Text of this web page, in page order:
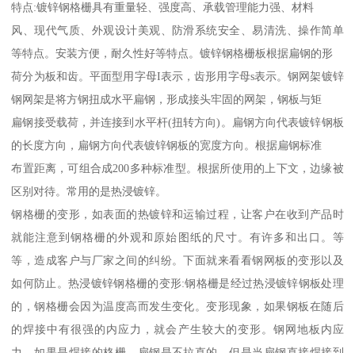
特点:镀锌钢格栅具有重量轻、强度高、承载管理能力强、材料
风、现代气质、外观设计美观、防滑系统安全、易清洗、操作简单
等特点。安装方便，耐久性好等特点。镀锌钢格栅板根据扁钢的形
荷分为板和齿。平面型用字母I表示，齿形用字母s表示。钢网架镀锌
钢网架是将方钢扭成水平扁钢，形成接头牢固的网架，钢板与矩
扁钢接受载荷，并连接到水平杆(扭转方向)。扁钢方向代表镀锌钢板
的长度方向，扁钢方向代表镀锌钢板的宽度方向。根据扁钢标准
布置距离，可组合成200多种标准型。根据所使用的上下文，边缘被
区别对待。常用的是热浸镀锌。
钢格栅的变形，如表面的热镀锌和运输过程，让客户在收到产品时
就能注意到钢格栅的外观和原始图纸的尺寸。有许多和出口。等
等，造成客户与厂家之间的纠纷。下面就来看看钢网板的变形以及
如何防止。热浸镀锌钢格栅的变形:钢格栅是经过热浸镀锌钢板处理
的，钢格栅会因为温度高而发生变化。变形现象，如果钢板在随后
的焊接中有很强的内应力，就会产生较大的变形。钢网地板内应